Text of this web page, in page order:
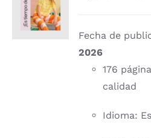
CARRITO
/
DETALLES
Fecha de
2026
176
calidad
Idioma: